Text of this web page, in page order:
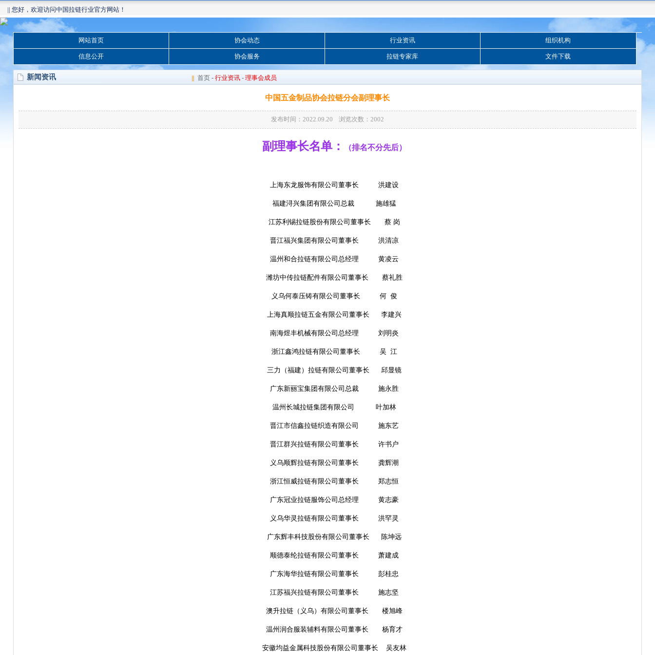
|| 您好，欢迎访问中国拉链行业官方网站！
网站首页 协会动态 行业资讯 组织机构
信息公开 协会服务 拉链专家库 文件下载
新闻资讯 || 首页- 行业资讯- 理事会成员
中国五金制品协会拉链分会副理事长
发布时间：2022.09.20 浏览次数： 2002
副理事长名单： （排名不分先后）
上海东龙服饰有限公司董事长 洪建设
福建浔兴集团有限公司总裁 施雄猛
江苏利锡拉链股份有限公司董事长 蔡 岗
晋江福兴集团有限公司董事长 洪清凉
温州和合拉链有限公司总经理 黄凌云
潍坊中传拉链配件有限公司董事长 蔡礼胜
义乌何泰压铸有限公司董事长 何 俊
上海真顺拉链五金有限公司董事长 李建兴
南海煜丰机械有限公司总经理 刘明炎
浙江鑫鸿拉链有限公司董事长 吴 江
三力（福建）拉链有限公司董事长 邱显镜
广东新丽宝集团有限公司总裁 施永胜
温州长城拉链集团有限公司 叶加林
晋江市信鑫拉链织造有限公司 施东艺
晋江群兴拉链有限公司董事长 许书户
义乌顺辉拉链有限公司董事长 龚辉潮
浙江恒威拉链有限公司董事长 郑志恒
广东冠业拉链服饰公司总经理 黄志豪
义乌华灵拉链有限公司董事长 洪罕灵
广东辉丰科技股份有限公司董事长 陈坤远
顺德泰纶拉链有限公司董事长 萧建成
广东海华拉链有限公司董事长 彭桂忠
江苏福兴拉链有限公司董事长 施志坚
澳升拉链（义乌）有限公司董事长 楼旭峰
温州润合服装辅料有限公司董事长 杨育才
安徽均益金属科技股份有限公司董事长 吴友林